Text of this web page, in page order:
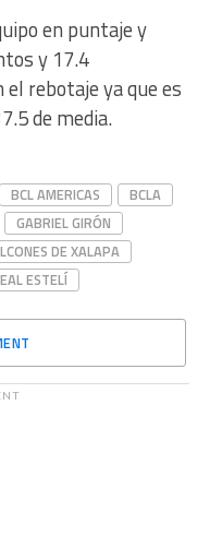
en puntaje y
y 17.4
rebotaje ya que es
de media.
BCL AMERICAS
BCLA
GABRIEL GIRÓN
DE XALAPA
ESTELÍ